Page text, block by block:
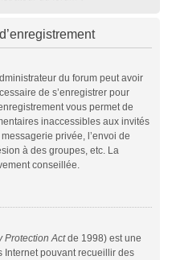
du forum peut avoir
de s’enregistrer pour
vous permet de
inaccessibles aux invités
privée, l’envoi de
à des groupes, etc. La
conseillée.
Protection Actde 1998) est une
Internet pouvant recueillir des